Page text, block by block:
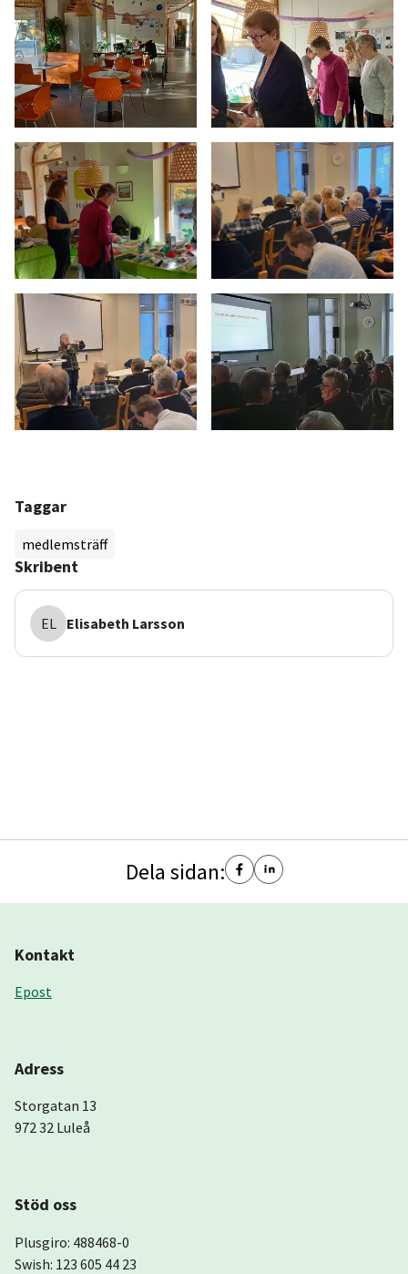
Taggar
medlemsträff
Skribent
EL Elisabeth Larsson
Dela sidan:
Kontakt
Epost
Adress
Storgatan 13
972 32 Luleå
Stöd oss
Plusgiro: 488468-0
Swish: 123 605 44 23